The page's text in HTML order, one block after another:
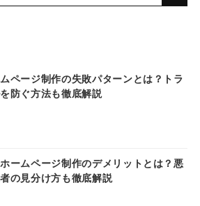
ページ制作の失敗パターンとは？トラ
防ぐ方法も徹底解説
ームページ制作のデメリットとは？悪
の見分け方も徹底解説